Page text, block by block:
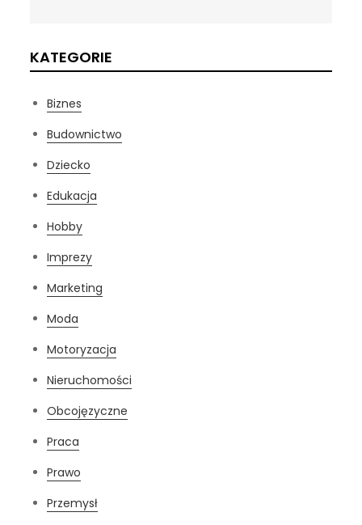
KATEGORIE
Biznes
Budownictwo
Dziecko
Edukacja
Hobby
Imprezy
Marketing
Moda
Motoryzacja
Nieruchomości
Obcojęzyczne
Praca
Prawo
Przemysł